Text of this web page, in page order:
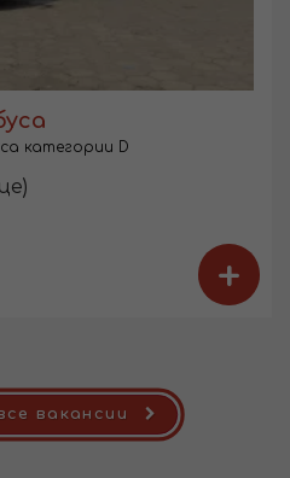
категории D
+
вакансии